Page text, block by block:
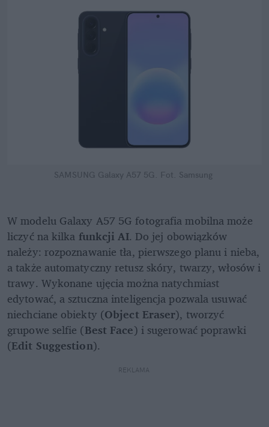
SAMSUNG Galaxy A57 5G. Fot. Samsung
W modelu Galaxy A57 5G fotografia mobilna może
liczyć na kilka funkcji AI. Do jej obowiązków
należy: rozpoznawanie tła, pierwszego planu i nieba,
a także automatyczny retusz skóry, twarzy, włosów i
trawy. Wykonane ujęcia można natychmiast
edytować, a sztuczna inteligencja pozwala usuwać
niechciane obiekty (Object Eraser), tworzyć
grupowe selfie (Best Face) i sugerować poprawki
(Edit Suggestion).
REKLAMA